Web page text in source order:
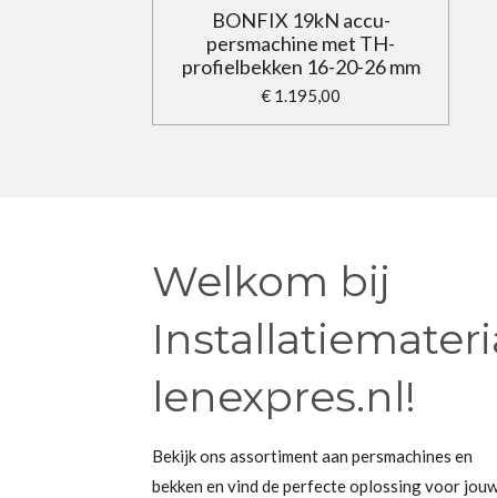
BONFIX 19kN accu-
persmachine met TH-
profielbekken 16-20-26 mm
€ 1.195,00
Welkom bij
lenexpres.nl!
Bekijk ons assortiment aan persmachines en
bekken en vind de perfecte oplossing voor